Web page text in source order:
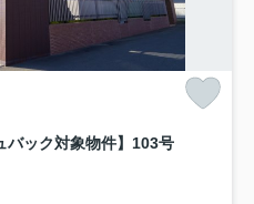
ック対象物件】 103号